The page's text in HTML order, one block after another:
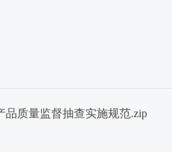
品质量监督抽查实施规范.zip